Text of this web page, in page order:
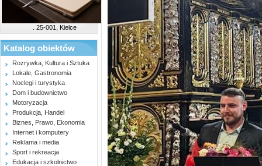
. 25-001, Kielce
Katalog obiektów
Rozrywka, Kultura i Sztuka
Lokale, Gastronomia
Noclegi i turystyka
Dom i budownictwo
Motoryzacja
Produkcja, Handel
Biznes, Prawo, Ekonomia
Internet i komputery
Reklama i media
Sport i rekreacja
Edukacja i szkolnictwo